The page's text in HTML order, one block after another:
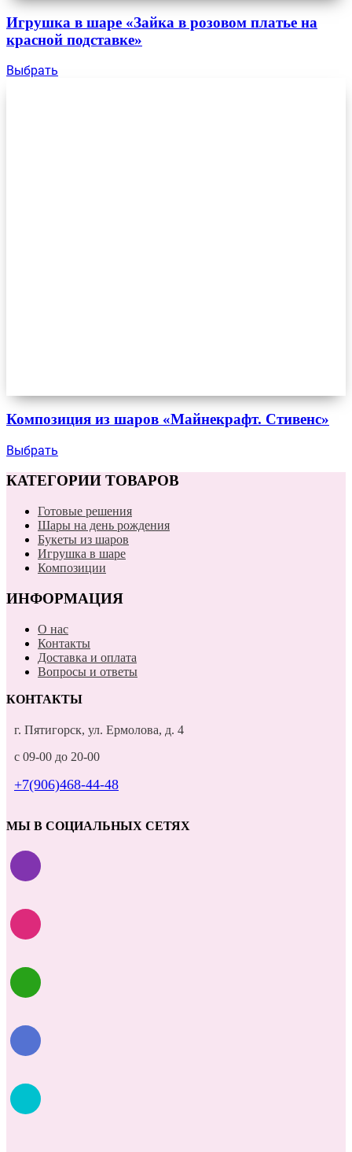
Игрушка в шаре «Зайка в розовом платье на
красной подставке»
Выбрать
Композиция из шаров «Майнекрафт. Стивенс»
Выбрать
КАТЕГОРИИ ТОВАРОВ
Готовые решения
Шары на день рождения
Букеты из шаров
Игрушка в шаре
Композиции
ИНФОРМАЦИЯ
О нас
Контакты
Доставка и оплата
Вопросы и ответы
КОНТАКТЫ
г. Пятигорск, ул. Ермолова, д. 4
с 09-00 до 20-00
+7(906)468-44-48
МЫ В СОЦИАЛЬНЫХ СЕТЯХ